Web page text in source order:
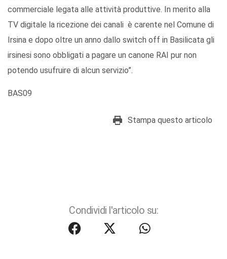
commerciale legata alle attività produttive. In merito alla
TV digitale la ricezione dei canali è carente nel Comune di
Irsina e dopo oltre un anno dallo switch off in Basilicata gli
irsinesi sono obbligati a pagare un canone RAI pur non
potendo usufruire di alcun servizio”.
BAS09
Stampa questo articolo
Condividi l'articolo su: